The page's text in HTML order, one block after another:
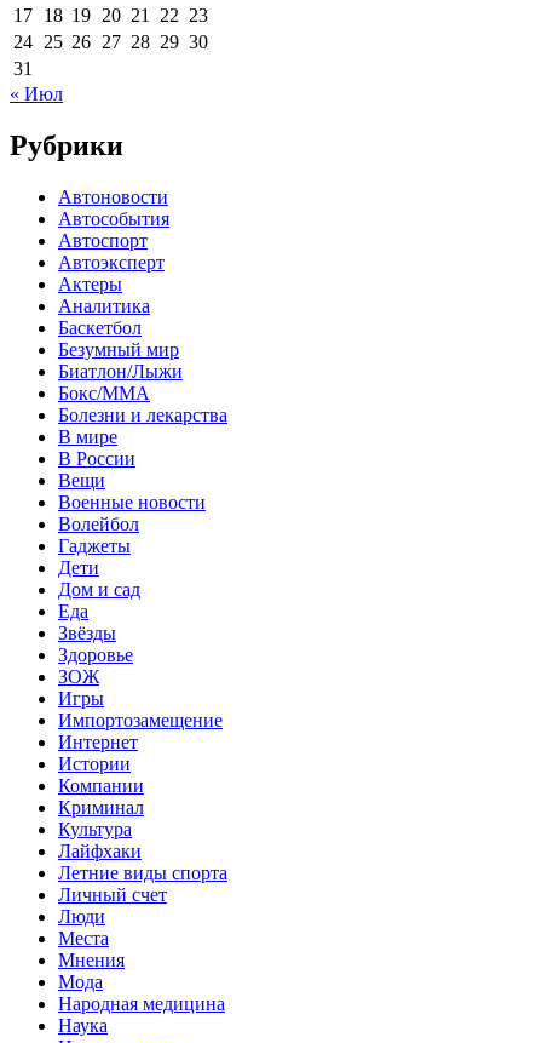
17 18 19 20 21 22 23
24 25 26 27 28 29 30
31
« Июл
Рубрики
Автоновости
Автособытия
Автоспорт
Автоэксперт
Актеры
Аналитика
Баскетбол
Безумный мир
Биатлон/Лыжи
Бокс/MMA
Болезни и лекарства
В мире
В России
Вещи
Военные новости
Волейбол
Гаджеты
Дети
Дом и сад
Еда
Звёзды
Здоровье
ЗОЖ
Игры
Импортозамещение
Интернет
Истории
Компании
Криминал
Культура
Лайфхаки
Летние виды спорта
Личный счет
Люди
Места
Мнения
Мода
Народная медицина
Наука